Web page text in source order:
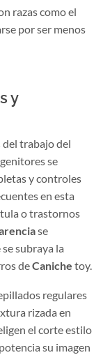
razas como el
por ser menos
y
del trabajo del
se
y controles
en esta
o trastornos
se
subraya la
deCaniche toy.
regulares
rizada en
el corte estilo
su imagen